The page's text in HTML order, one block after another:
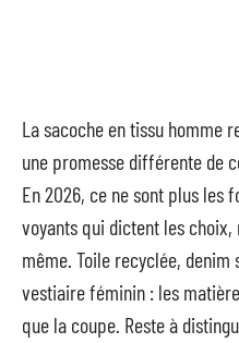
La sacoche en tissu homme
une promesse différente de
En 2026, ce ne sont plus les
voyants qui dictent les
même. Toile recyclée,
vestiaire féminin : les
que la coupe. Reste à